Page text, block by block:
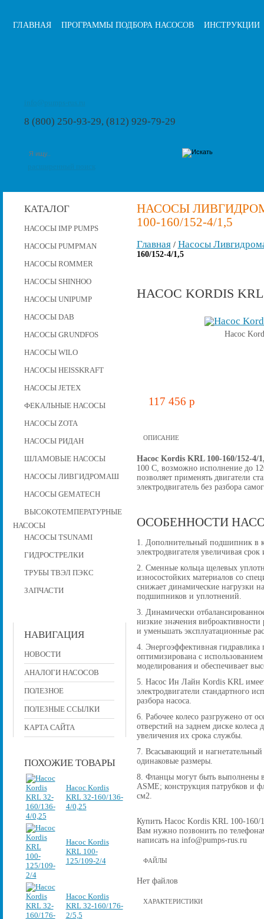
ГЛАВНАЯ ПРОГРАММЫ ПОДБОРА НАСОСОВ ИНСТРУКЦИИ
8 (800) 250-93-29, (812) 929-79-29
КАТАЛОГ
НАСОСЫ IMP PUMPS
НАСОСЫ PUMPMAN
НАСОСЫ ROMMER
НАСОСЫ SHINHOO
НАСОСЫ UNIPUMP
НАСОСЫ DAB
НАСОСЫ GRUNDFOS
НАСОСЫ WILO
НАСОСЫ HEISSKRAFT
НАСОСЫ JETEX
ФЕКАЛЬНЫЕ НАСОСЫ
НАСОСЫ ZOTA
НАСОСЫ РИДАН
ШЛАМОВЫЕ НАСОСЫ
НАСОСЫ ЛИВГИДРОМАШ
НАСОСЫ GEMATECH
ВЫСОКОТЕМПЕРАТУРНЫЕ
НАСОСЫ
НАСОСЫ TSUNAMI
ГИДРОСТРЕЛКИ
ТРУБЫ ТВЭЛ ПЭКС
ЗАПЧАСТИ
НАВИГАЦИЯ
НОВОСТИ
АНАЛОГИ НАСОСОВ
ПОЛЕЗНОЕ
ПОЛЕЗНЫЕ ССЫЛКИ
КАРТА САЙТА
ПОХОЖИЕ ТОВАРЫ
Насос Kordis
KRL 32-160/136-
4/0,25
Насос Kordis
KRL 100-
125/109-2/4
Насос Kordis
KRL 32-160/176-
2/5,5
НАСОСЫ
100-160/152-4/1,5
Главная/ Насосы
160/152-4/1,5
НАСОС KORDIS KRL
Насос
117 456 p
ОПИСАНИЕ
Насос Kordis KRL 100-160/152-4/
100 C, возможно исполнение до
позволяет применять двигатели
электродвигатель без разбора
ОСОБЕННОСТИ
1. Дополнительный подшипник в
электродвигателя увеличивая
2. Сменные кольца щелевых
износостойких материалов со
снижает динамические нагрузки
подшипников и уплотнений.
3. Динамически
низкие значения виброактивности
и уменьшать эксплуатационные
4. Энергоэффективная
оптимизирована с
моделирования и обеспечивает
5. Насос Ин Лайн Kordis KRL
электродвигатели стандартного
разбора насоса.
6. Рабочее колесо разгружено от
отверстий на заднем диске
увеличения их срока службы.
7. Всасывающий и
одинаковые размеры.
8. Фланцы могут быть выполнены
ASME; конструкция патрубков и
см2.
Купить Насос Kordis KRL 100-160/
Вам нужно позвонить по
написать на info@pumps-rus.ru
ФАЙЛЫ
Нет файлов
ХАРАКТЕРИСТИКИ